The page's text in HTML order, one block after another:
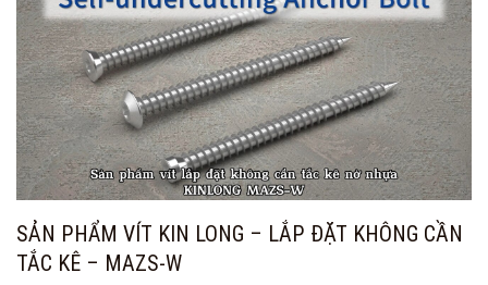
SẢN PHẨM VÍT KIN LONG – LẮP ĐẶT KHÔNG CẦN
TẮC KÊ – MAZS-W